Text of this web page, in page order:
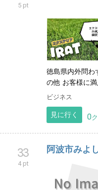
5 pt
徳島県内外問わ
の他 お客様に
ビジネス
見に行く 0
33
4 pt
阿波市みよ